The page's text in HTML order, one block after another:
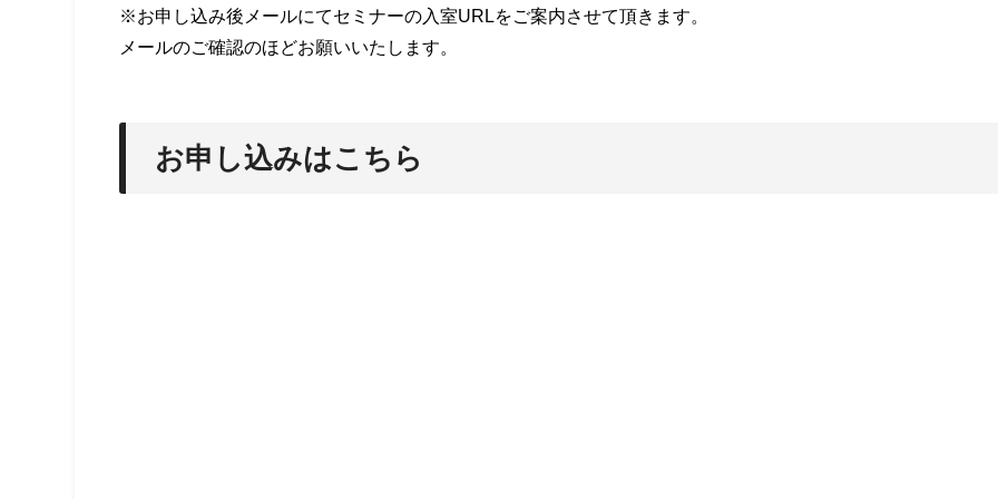
※お申し込み後メールにてセミナーの入室URLをご案内させて頂きます。
メールのご確認のほどお願いいたします。
お申し込みはこちら